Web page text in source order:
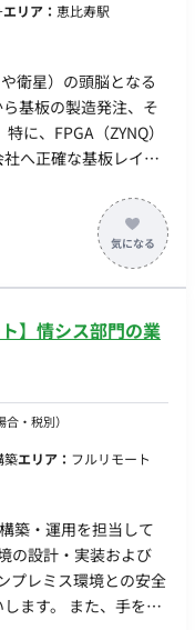
エリア： 恵比寿駅
衛星）の頭脳となる
基板の製造発注、そ
に、FPGA（ZYNQ）
へ正確な基板レイア
設計依頼・検図 →
に基づき部品を選定。
署の基板設計者に対
）を指示。 基板
はんだづけによる修
（評価・自動化
プレミス ・ツール：
（回路図）, Tera
×8
の常駐
】情シス部門の業
・税別）
築エリア： フルリモート
築・運用を担当して
の設計・実装および
プレミス環境との安全
ます。 また、手を動